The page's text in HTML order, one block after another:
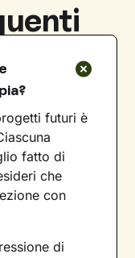
futuri è
fatto di
che
con
di